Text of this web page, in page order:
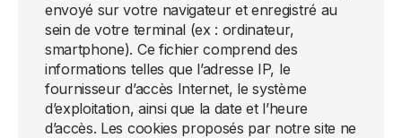
envoyé sur votre navigateur et enregistré au
sein de votre terminal (ex : ordinateur,
smartphone). Ce fichier comprend des
informations telles que l’adresse IP, le
fournisseur d’accès Internet, le système
d’exploitation, ainsi que la date et l’heure
d’accès. Les cookies proposés par notre site ne